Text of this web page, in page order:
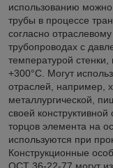
использованию можно
трубы в процессе
согласно
трубопроводах с
температурой
+300°С. Могут
отраслей, например,
металлургической,
своей
торцов элемента на
используются при
Конструкционные
ОСТ 36-22-77 могут